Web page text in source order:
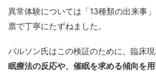
異常体験については「13種類の出来事
票で丁寧にたずねました。
パルソン氏はこの検証のために、臨床
眠療法の反応や、催眠を求める傾向を